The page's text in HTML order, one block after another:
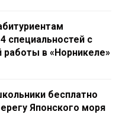
специальностей с
работы в «Норникеле»
бесплатно
Японского моря